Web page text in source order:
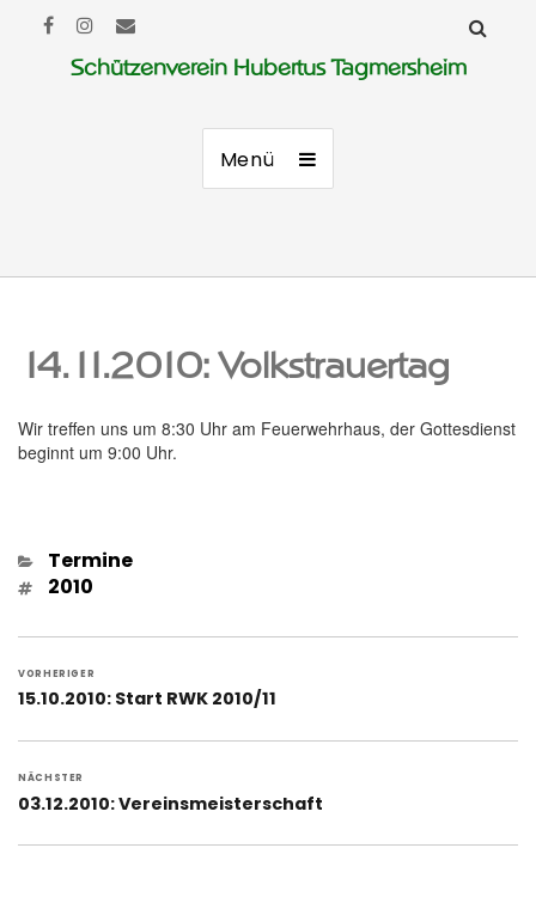
Schützenverein Hubertus Tagmersheim
Menü
14.11.2010: Volkstrauertag
Wir treffen uns um 8:30 Uhr am Feuerwehrhaus, der Gottesdienst
beginnt um 9:00 Uhr.
Kategorien
Termine
Schlagwörter
2010
Beitragsnavigation
VORHERIGER
Vorheriger
15.10.2010: Start RWK 2010/11
NÄCHSTER
Nächster
03.12.2010: Vereinsmeisterschaft